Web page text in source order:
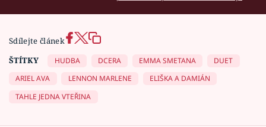
Sdílejte článek
ŠTÍTKY
HUDBA DCERA EMMA SMETANA
DUET
ARIEL AVA
LENNON MARLENE
ELIŠKA A DAMIÁN
TAHLE JEDNA VTEŘINA